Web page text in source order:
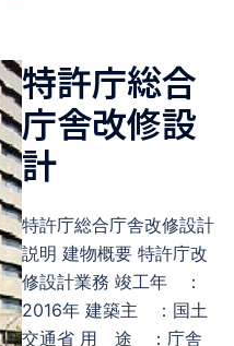
特許庁総合
庁舎改修設
計
特許庁総合庁舎改修設計
説明 建物概要 特許庁改
修設計業務 竣工年 ：
2016年 建築主 ：国土
交通省 用 途 ：庁舎